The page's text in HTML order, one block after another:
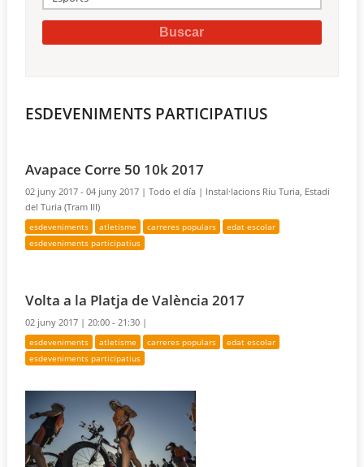
ESDEVENIMENTS PARTICIPATIUS
Avapace Corre 50 10k 2017
02 juny 2017 - 04 juny 2017 |Todo el día | Instal·lacions Riu Turia, Estadi
del Turia (Tram III)
esdeveniments atletisme carreres populars
edat escolar
esdeveniments participatius
Volta a la Platja de València 2017
02 juny 2017 | 20:00 - 21:30 |
esdeveniments atletisme carreres populars
edat escolar
esdeveniments participatius